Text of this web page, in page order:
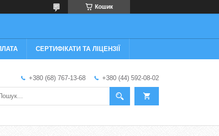
Кошик
СЕРТИФІКАТИ ТА ЛІЦЕНЗІЇ
+380 (68) 767-13-68 +380 (44) 592-08-02